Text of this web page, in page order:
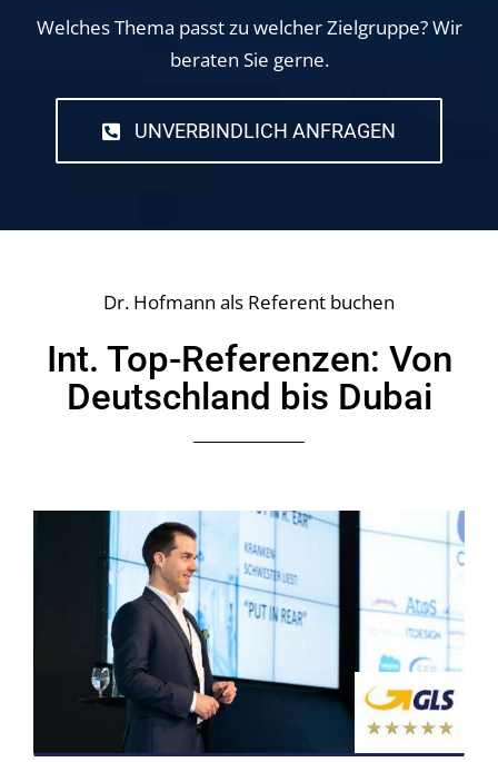
Welches Thema passt zu welcher Zielgruppe? Wir
beraten Sie gerne.
UNVERBINDLICH ANFRAGEN
Dr. Hofmann als Referent buchen
Int. Top-Referenzen: Von
Deutschland bis Dubai